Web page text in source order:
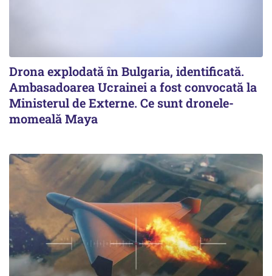
Drona explodată în Bulgaria, identificată.
Ambasadoarea Ucrainei a fost convocată la
Ministerul de Externe. Ce sunt dronele-
momeală Maya